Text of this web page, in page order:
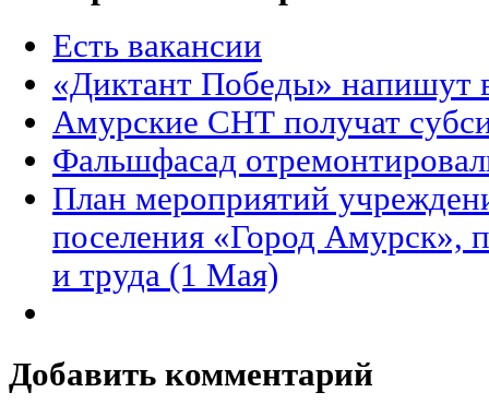
Есть вакансии
«Диктант Победы» напишут
Амурские СНТ получат
Фальшфасад
План мероприятий
поселения «Город
и труда (1 Мая)
Добавить комментарий